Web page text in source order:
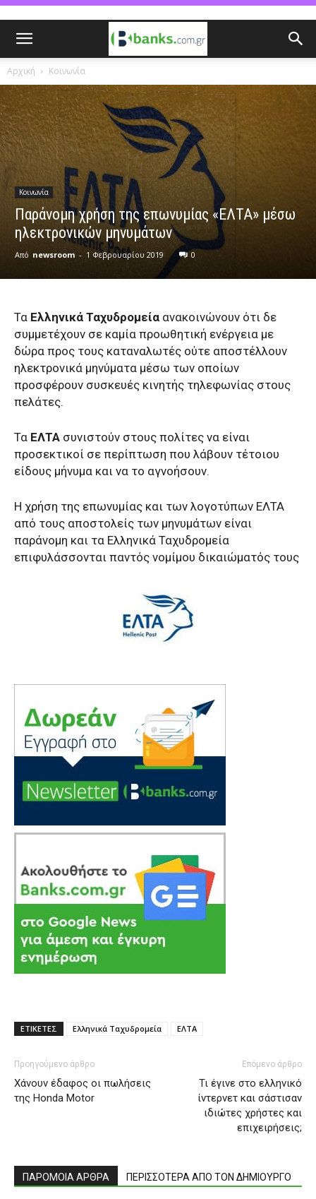
Αρχική Κοινωνία
Κοινωνία
Παράνομη χρήση της επωνυμίας «ΕΛΤΑ» μέσω
ηλεκτρονικών μηνυμάτων
Από newsroom - 1 Φεβρουαρίου 2019 0
Τα Ελληνικά Ταχυδρομεία ανακοινώνουν ότι δε
συμμετέχουν σε καμία προωθητική ενέργεια με
δώρα προς τους καταναλωτές ούτε αποστέλλουν
ηλεκτρονικά μηνύματα μέσω των οποίων
προσφέρουν συσκευές κινητής τηλεφωνίας στους
πελάτες.
Τα ΕΛΤΑ συνιστούν στους πολίτες να είναι
προσεκτικοί σε περίπτωση που λάβουν τέτοιου
είδους μήνυμα και να το αγνοήσουν.
Η χρήση της επωνυμίας και των λογοτύπων ΕΛΤΑ
από τους αποστολείς των μηνυμάτων είναι
παράνομη και τα Ελληνικά Ταχυδρομεία
επιφυλάσσονται παντός νομίμου δικαιώματός τους
ΕΤΙΚΕΤΕΣ Ελληνικά Ταχυδρομεία ΕΛΤΑ
Προηγούμενο άρθρο
Χάνουν έδαφος οι πωλήσεις
της Honda Motor
Επόμενο άρθρο
Τι έγινε στο ελληνικό
ίντερνετ και σάστισαν
ιδιώτες χρήστες και
επιχειρήσεις;
ΠΑΡΟΜΟΙΑ ΑΡΘΡΑ ΠΕΡΙΣΣΟΤΕΡΑ ΑΠΟ ΤΟΝ ΔΗΜΙΟΥΡΓΟ